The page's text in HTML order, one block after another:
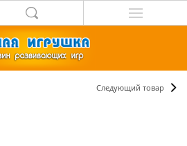
Следующий товар